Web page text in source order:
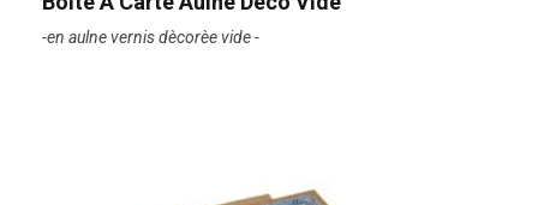
-en aulne vernis dècorèe vide -